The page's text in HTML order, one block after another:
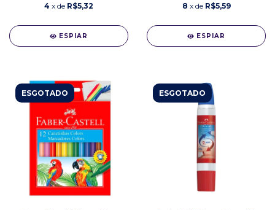
4 x de R$5,32
ESPIAR
8 x de R$5,59
ESPIAR
ESGOTADO ESGOTADO